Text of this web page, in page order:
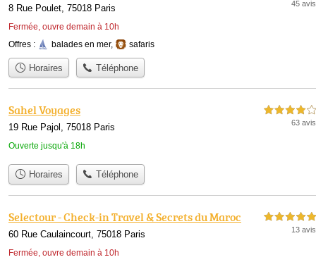
8 Rue Poulet, 75018 Paris
Fermée, ouvre demain à 10h
45 avis
Offres : balades en mer, safaris
Horaires Téléphone
Sahel Voyages
19 Rue Pajol, 75018 Paris
Ouverte jusqu'à 18h
4,0 étoiles sur 5
63 avis
Horaires Téléphone
Selectour - Check-in Travel & Secrets du Maroc
60 Rue Caulaincourt, 75018 Paris
Fermée, ouvre demain à 10h
5,0 étoiles sur 5
13 avis